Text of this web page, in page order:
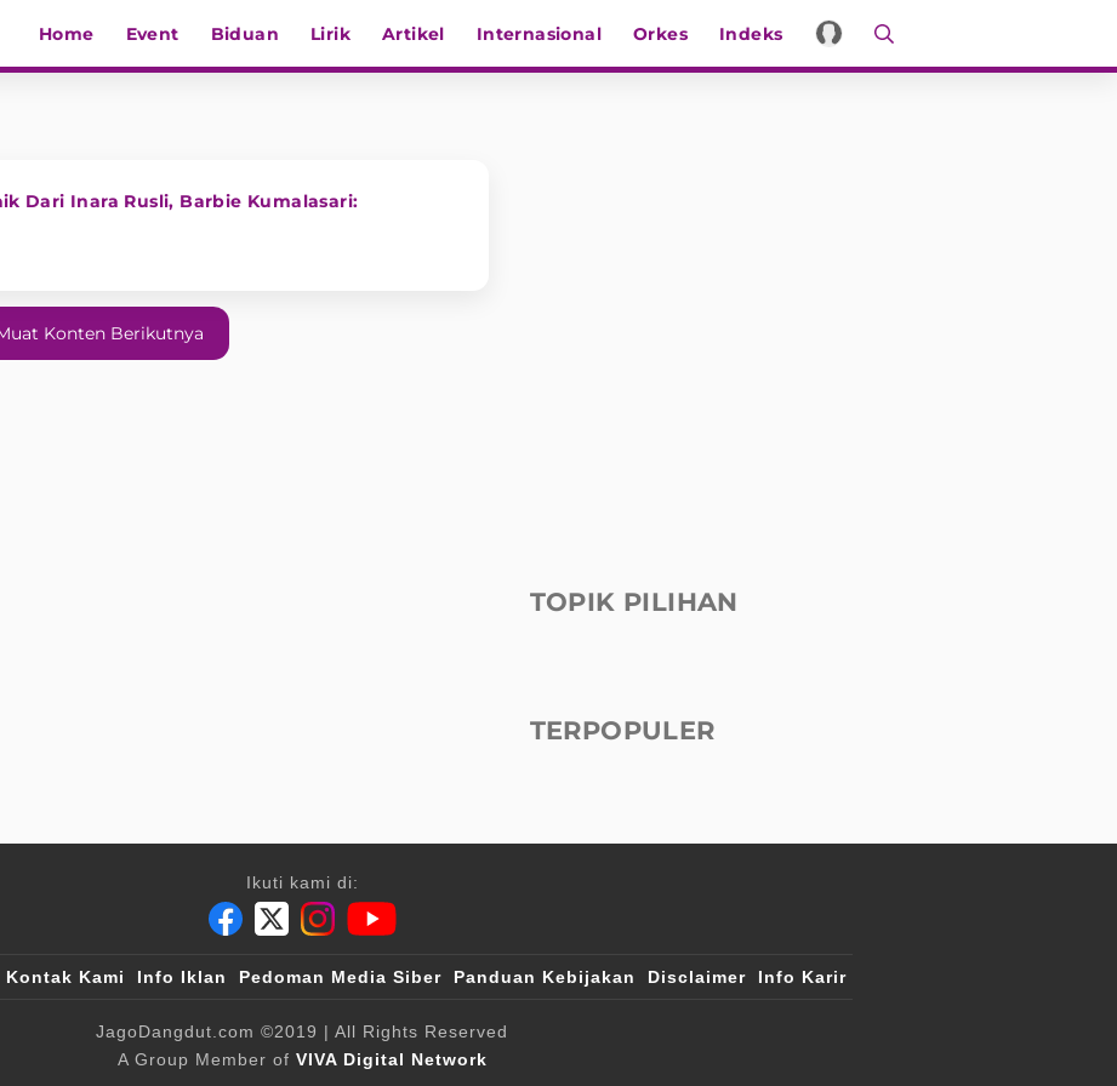
Home Event Biduan Lirik Artikel Internasional Orkes Indeks
Dari Inara Rusli, Barbie Kumalasari:
Konten Berikutnya
TOPIK PILIHAN
TERPOPULER
Ikuti kami di:
Kontak Kami Info Iklan Pedoman Media Siber Panduan Kebijakan Disclaimer Info Karir
JagoDangdut.com ©2019 | All Rights Reserved
A Group Member of VIVA Digital Network